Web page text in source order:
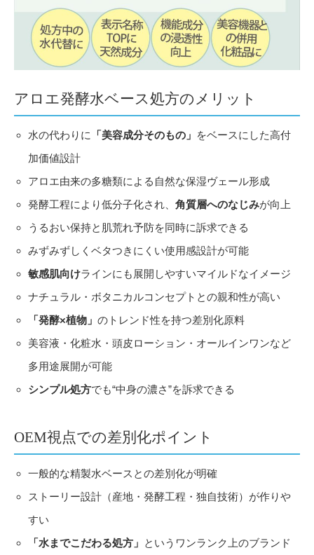
アロエ発酵水ベース処方のメリット
水の代わりに 「美容成分そのもの」 をベースにした高付
加価値設計
アロエ由来の多糖類による自然な保湿ヴェール形成
発酵工程により低分子化され、 角質層へのなじみが向上
うるおい保持と肌荒れ予防を同時に訴求できる
みずみずしくベタつきにくい使用感設計が可能
敏感肌向けラインにも展開しやすいマイルドなイメージ
ナチュラル・ボタニカルコンセプトとの親和性が高い
「発酵×植物」 のトレンド性を持つ差別化原料
美容液・化粧水・頭皮ローション・オールインワンなど
多用途展開が可能
シンプル処方でも“中身の濃さ”を訴求できる
OEM視点での差別化ポイント
一般的な精製水ベースとの差別化が明確
ストーリー設計（産地・発酵工程・独自技術）が作りや
すい
「水までこだわる処方」 というワンランク上のブランド